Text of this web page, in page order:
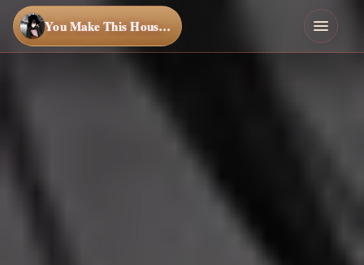
You Make This House a Home